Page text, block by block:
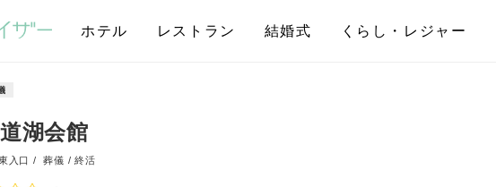
ホテル レストラン 結婚式 くらし・レジャー
湖会館
東入口 /葬儀 / 終活